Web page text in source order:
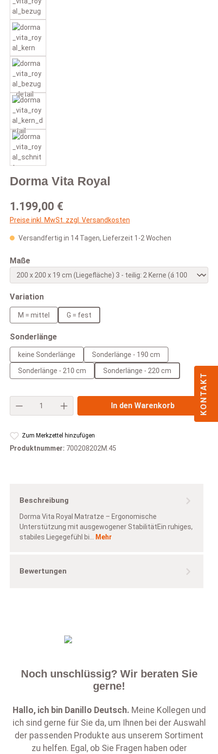
Dorma Vita Royal
Regulärer Preis:
1.199,00 €
Preise inkl. MwSt. zzgl. Versandkosten
Versandfertig in 14 Tagen, Lieferzeit 1-2 Wochen
Maßeauswählen
Variationauswählen
M = mittel G = fest
Sonderlängeauswählen
keine Sonderlänge Sonderlänge - 190 cm
Sonderlänge - 210 cm Sonderlänge - 220 cm
Produkt Anzahl: Gib den gewünschten
In den Warenkorb
Zum Merkzettel hinzufügen
Produktnummer: 700208202M.45
Beschreibung
Dorma Vita Royal Matratze – Ergonomische
Unterstützung mit ausgewogener StabilitätEin ruhiges,
stabiles Liegegefühl bi…
Mehr
Bewertungen
Noch unschlüssig? Wir beraten Sie
gerne!
Hallo, ich bin Danillo Deutsch. Meine Kollegen und
ich sind gerne für Sie da, um Ihnen bei der Auswahl
der passenden Produkte aus unserem Sortiment
zu helfen. Egal, ob Sie Fragen haben oder
KONTAKT